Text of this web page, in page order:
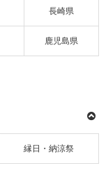
長崎県
鹿児島県
縁日・納涼祭